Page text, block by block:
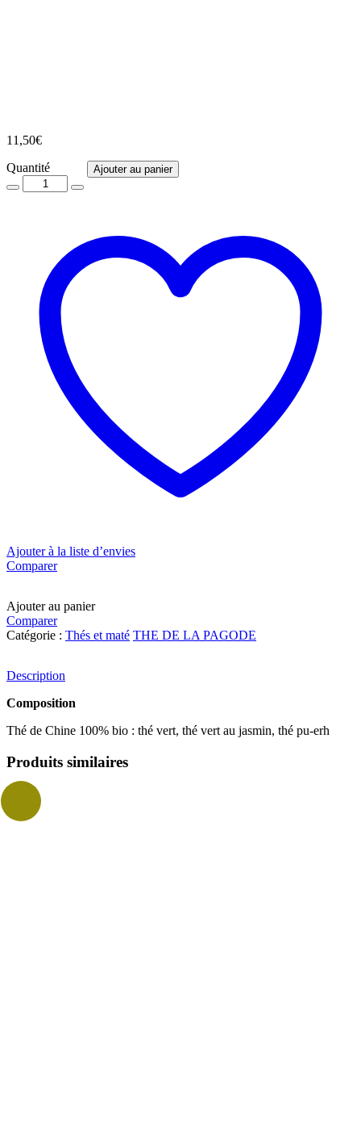
11,50€
QuantitéQuantité Ajouter au panier
Ajouter à la liste d’envies
Comparer
Ajouter au panier
Comparer
Catégorie : Thés et maté THE DE LA PAGODE
Description
Composition
Thé de Chine 100% bio : thé vert, thé vert au jasmin, thé pu-erh
Produits similaires